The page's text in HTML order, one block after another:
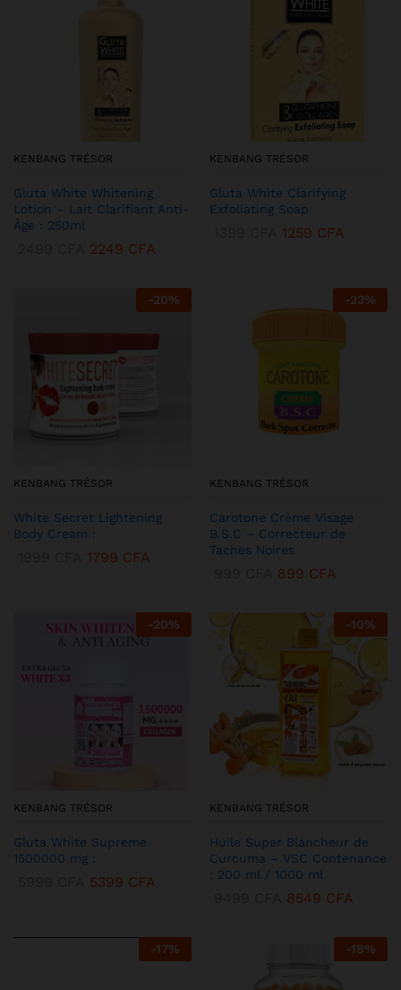
KENBANG TRÉSOR
Gluta White Whitening
Lotion – Lait Clarifiant Anti-
Âge : 250ml
2249 CFA
KENBANG TRÉSOR
Gluta White Clarifying
Exfoliating Soap
1259 CFA
-20%
KENBANG TRÉSOR
White Secret Lightening
Body Cream :
1799 CFA
-23%
KENBANG TRÉSOR
Carotone Crème Visage
B.S.C – Correcteur de
Taches Noires
899 CFA
-20%
KENBANG TRÉSOR
Gluta White Supreme
1500000 mg :
5399 CFA
-10%
KENBANG TRÉSOR
Huile Super Blancheur de
Curcuma – VSC Contenance
: 200 ml / 1000 ml
8549 CFA
-17% -18%